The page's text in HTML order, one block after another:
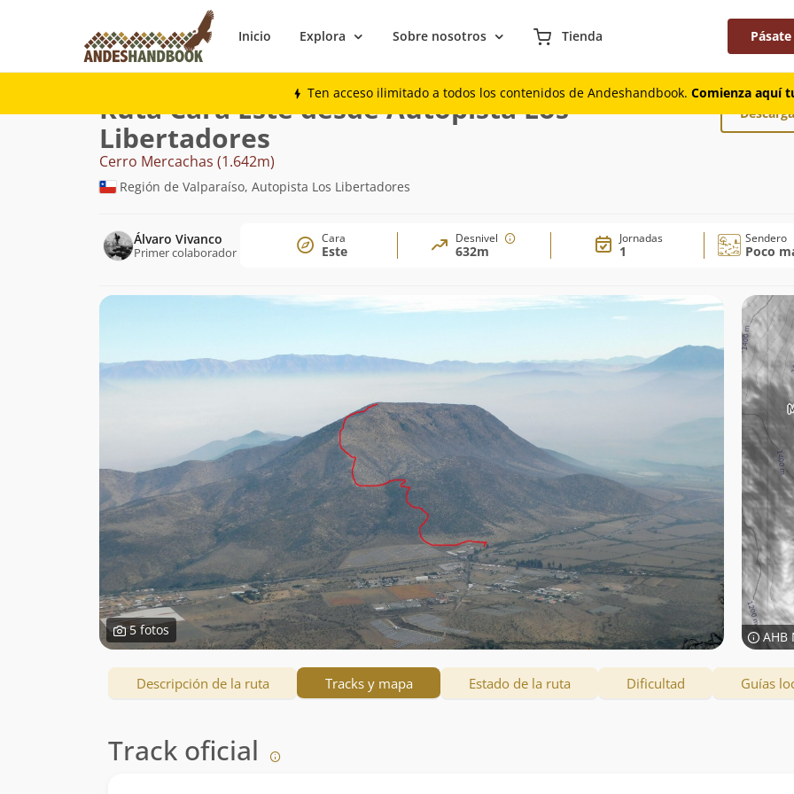
Inicio Explora Sobre nosotros Tienda
Ten acceso ilimitado a todos los contenidos de Andeshandbook. Comienza aquí
Montaña
Ruta Cara Este desde Autopista Los
Libertadores
Cerro Mercachas (1.642m)
Región de Valparaíso, Autopista Los Libertadores
Álvaro Vivanco
Primer colaborador
Cara
Este
Desnivel
632m
Jornadas
1
Sendero
Poco
5 fotos AHB
Descripción de la ruta Tracks y mapa Estado de la ruta Dificultad Guías
Track oficial